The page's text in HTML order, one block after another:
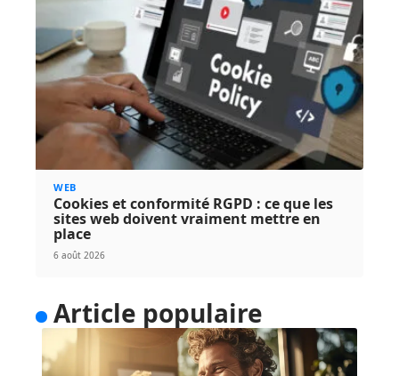
WEB
Cookies et conformité RGPD : ce que les
sites web doivent vraiment mettre en
place
6 août 2026
Article populaire